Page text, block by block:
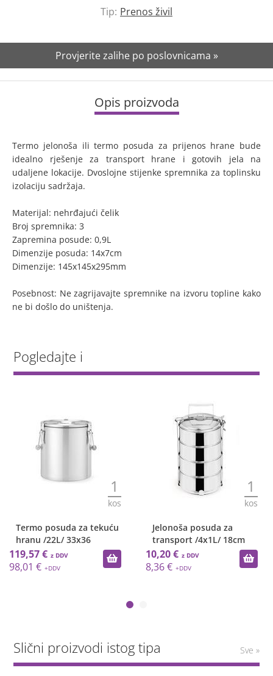
Tip: Prenos živil
Provjerite zalihe po poslovnicama »
Opis proizvoda
Termo jelonoša ili termo posuda za prijenos hrane bude
idealno rješenje za transport hrane i gotovih jela na
udaljene lokacije. Dvoslojne stijenke spremnika za toplinsku
izolaciju sadržaja.
Materijal: nehrđajući čelik
Broj spremnika: 3
Zapremina posude: 0,9L
Dimenzije posuda: 14x7cm
Dimenzije: 145x145x295mm
Posebnost: Ne zagrijavajte spremnike na izvoru topline kako
ne bi došlo do uništenja.
Pogledajte i
1
kos
Termo posuda za tekuću
hranu /22L/ 33x36
119,57 €
98,01 €
1
kos
Jelonoša posuda za
transport /4x1L/ 18cm
10,20 €
8,36 €
Slični proizvodi istog tipa Sve »